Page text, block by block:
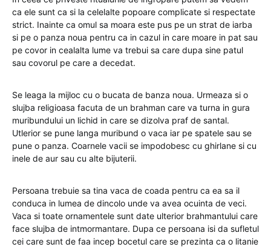
ca ele sunt ca si la celelalte popoare complicate si respectate
strict. Inainte ca omul sa moara este pus pe un strat de iarba
si pe o panza noua pentru ca in cazul in care moare in pat sau
pe covor in cealalta lume va trebui sa care dupa sine patul
sau covorul pe care a decedat.
Se leaga la mijloc cu o bucata de banza noua. Urmeaza si o
slujba religioasa facuta de un brahman care va turna in gura
muribundului un lichid in care se dizolva praf de santal.
Utlerior se pune langa muribund o vaca iar pe spatele sau se
pune o panza. Coarnele vacii se impodobesc cu ghirlane si cu
inele de aur sau cu alte bijuterii.
Persoana trebuie sa tina vaca de coada pentru ca ea sa il
conduca in lumea de dincolo unde va avea ocuinta de veci.
Vaca si toate ornamentele sunt date ulterior brahmantului care
face slujba de intmormantare. Dupa ce persoana isi da sufletul
cei care sunt de faa incep bocetul care se prezinta ca o litanie